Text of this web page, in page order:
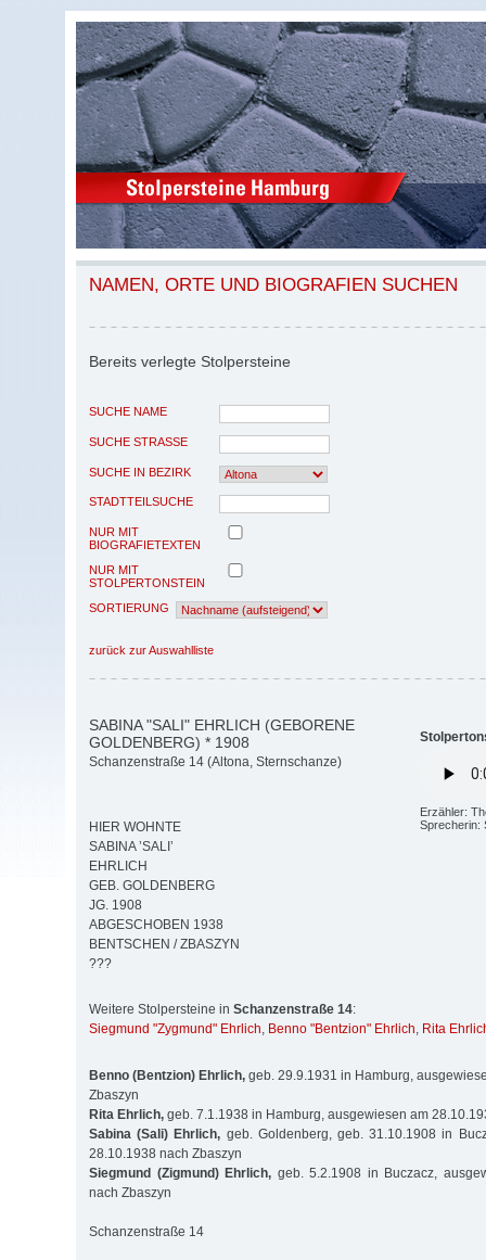
NAMEN, ORTE UND BIOGRAFIEN SUCHEN
Bereits verlegte Stolpersteine
SUCHE NAME
SUCHE STRASSE
SUCHE IN BEZIRK
STADTTEILSUCHE
NUR MIT
BIOGRAFIETEXTEN
NUR MIT
STOLPERTONSTEIN
SORTIERUNG
zurück zur Auswahlliste
Erzähler:
Sprecherin:
SABINA "SALI" EHRLICH (GEBORENE
GOLDENBERG) * 1908
Schanzenstraße 14 (Altona, Sternschanze)
HIER WOHNTE
SABINA ’SALI’
EHRLICH
GEB. GOLDENBERG
JG. 1908
ABGESCHOBEN 1938
BENTSCHEN / ZBASZYN
???
Weitere Stolpersteine in Schanzenstraße 14:
Siegmund "Zygmund" Ehrlich, Benno "Bentzion" Ehrlich, Rita
Benno (Bentzion) Ehrlich, geb. 29.9.1931 in Hamburg,
Zbaszyn
Rita Ehrlich, geb. 7.1.1938 in Hamburg, ausgewiesen am
Sabina (Sali) Ehrlich, geb. Goldenberg, geb. 31.10.1908 in
28.10.1938 nach Zbaszyn
Siegmund (Zigmund) Ehrlich, geb. 5.2.1908 in Buczacz,
nach Zbaszyn
Schanzenstraße 14